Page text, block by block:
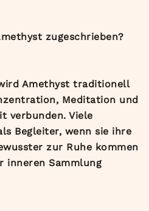
zugeschrieben?
Amethyst traditionell
Meditation und
verbunden. Viele
Begleiter, wenn sie ihre
zur Ruhe kommen
inneren Sammlung